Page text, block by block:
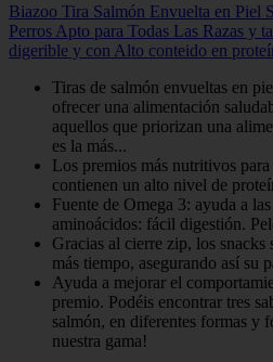
Biazoo Tira Salmón Envuelta en Piel
Perros Apto para Todas Las Razas y
digerible y con Alto conteido en
Tiras de salmón envueltas en
ofrecer una alimentación
aquellos que priorizan una
es la más...
Los premios más nutritivos
contienen un alto nivel de
Fuente de Omega 3: ayuda a
aminoácidos: fácil digestión.
Gracias al cierre zip, los snacks
más tiempo, asegurando así su
Ayuda a mejorar el
premio. Podéis encontrar tres
salmón, en diferentes formas y
nuestra gama!